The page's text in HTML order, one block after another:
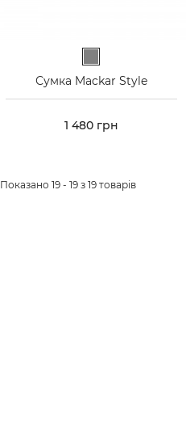
Сумка Mackar Style
Ціна
1 480 грн
Показано 19 - 19 з 19 товарів